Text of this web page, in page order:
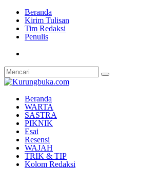
Beranda
Kirim Tulisan
Tim Redaksi
Penulis
Beranda
WARTA
SASTRA
PIKNIK
Esai
Resensi
WAJAH
TRIK & TIP
Kolom Redaksi